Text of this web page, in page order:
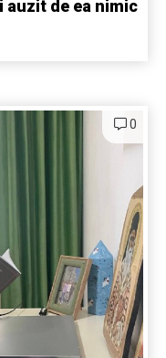
auzit de ea nimic
0